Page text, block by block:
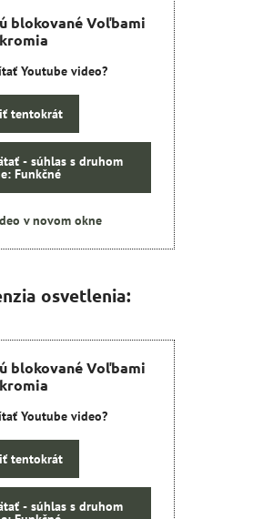
blokované Voľbami
Youtube video?
tentokrát
- súhlas s druhom
Funkčné
v novom okne
osvetlenia:
blokované Voľbami
Youtube video?
tentokrát
- súhlas s druhom